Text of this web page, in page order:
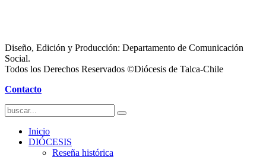
Diseño, Edición y Producción: Departamento de Comunicación
Social.
Todos los Derechos Reservados ©Diócesis de Talca-Chile
Contacto
Inicio
DIÓCESIS
Reseña histórica